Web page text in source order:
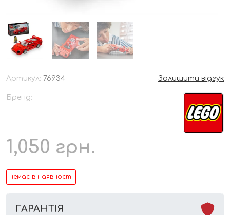
Артикул: 76934 Залишити відгук
Бренд:
1,050 грн.
немає в наявності
ГАРАНТІЯ